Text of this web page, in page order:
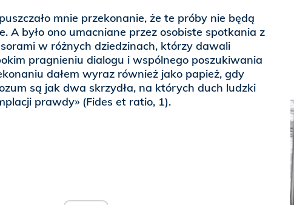
mnie przekonanie, że te próby nie będą
A było ono umacniane przez osobiste spotkania z
w różnych dziedzinach, którzy dawali
pragnieniu dialogu i wspólnego poszukiwania
dałem wyraz również jako papież, gdy
są jak dwa skrzydła, na których duch ludzki
prawdy» (Fides et ratio, 1).